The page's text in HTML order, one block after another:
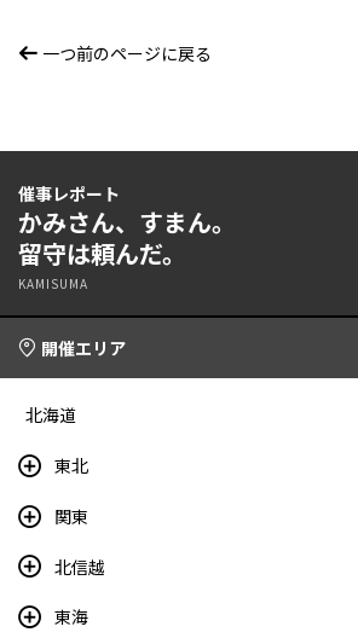
一つ前のページに戻る
催事レポート
かみさん、すまん。
留守は頼んだ。
KAMISUMA
開催エリア
北海道
東北
関東
北信越
東海